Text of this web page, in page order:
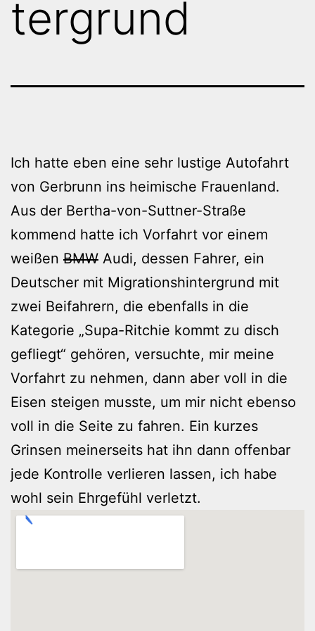
tergrund
Ich hatte eben eine sehr lustige Autofahrt
von Gerbrunn ins heimische Frauenland.
Aus der Bertha-von-Suttner-Straße
kommend hatte ich Vorfahrt vor einem
weißen BMW Audi, dessen Fahrer, ein
Deutscher mit Migrationshintergrund mit
zwei Beifahrern, die ebenfalls in die
Kategorie „Supa-Ritchie kommt zu disch
gefliegt“ gehören, versuchte, mir meine
Vorfahrt zu nehmen, dann aber voll in die
Eisen steigen musste, um mir nicht ebenso
voll in die Seite zu fahren. Ein kurzes
Grinsen meinerseits hat ihn dann offenbar
jede Kontrolle verlieren lassen, ich habe
wohl sein Ehrgefühl verletzt.